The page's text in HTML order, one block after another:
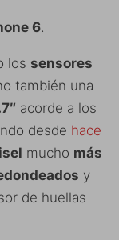
6.
los sensores
también una
acorde a los
desde hace
mucho más
y
de huellas